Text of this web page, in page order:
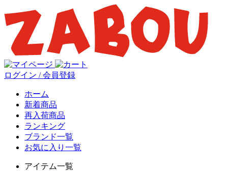
ログイン / 会員登録
ホーム
新着商品
再入荷商品
ランキング
ブランド一覧
お気に入り一覧
アイテム一覧